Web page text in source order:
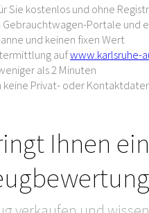
Sie kostenlos und ohne
Gebrauchtwagen-Portale und
und keinen fixen Wert
aufwww.karlsruhe-
als 2 Minuten
keine Privat- oder
Ihnen